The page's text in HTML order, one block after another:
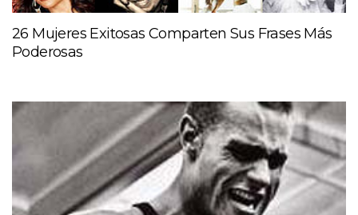
26 Mujeres Exitosas Comparten Sus Frases Más
Poderosas